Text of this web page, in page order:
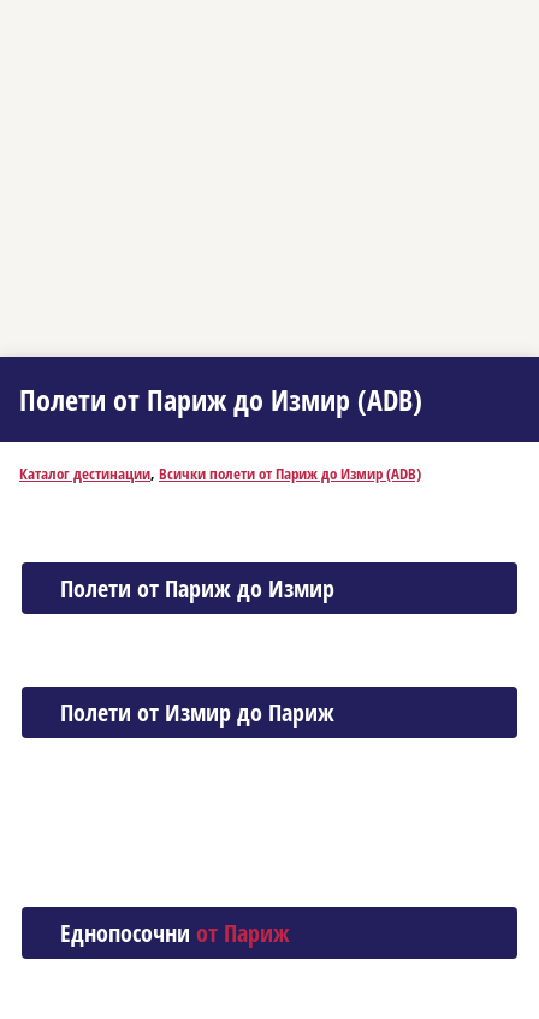
Полети от Париж до Измир (ADB)
Каталог дестинации, Всички полети от Париж до Измир (ADB)
Полети от Париж до Измир
Полети от Измир до Париж
Еднопосочни от Париж